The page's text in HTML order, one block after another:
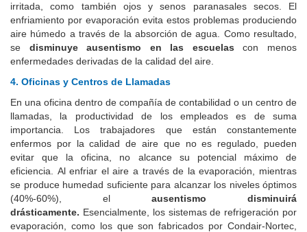
irritada, como también ojos y senos paranasales secos. El
enfriamiento por evaporación evita estos problemas produciendo
aire húmedo a través de la absorción de agua. Como resultado,
se disminuye ausentismo en las escuelas con menos
enfermedades derivadas de la calidad del aire.
4. Oficinas y Centros de Llamadas
En una oficina dentro de compañía de contabilidad o un centro de
llamadas, la productividad de los empleados es de suma
importancia. Los trabajadores que están constantemente
enfermos por la calidad de aire que no es regulado, pueden
evitar que la oficina, no alcance su potencial máximo de
eficiencia. Al enfriar el aire a través de la evaporación, mientras
se produce humedad suficiente para alcanzar los niveles óptimos
(40%-60%), el ausentismo disminuirá
drásticamente. Esencialmente, los sistemas de refrigeración por
evaporación, como los que son fabricados por Condair-Nortec,